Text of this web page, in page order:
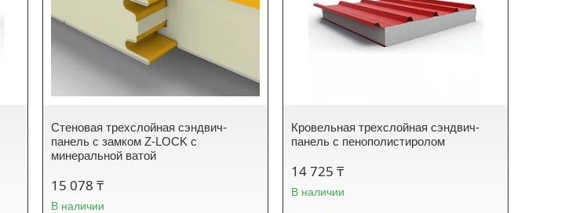
Стеновая трехслойная сэндвич-
панель с замком Z-LOCK с
минеральной ватой
15 078 ₸
В наличии
Кровельная трехслойная сэндвич-
панель с пенополистиролом
14 725 ₸
В наличии